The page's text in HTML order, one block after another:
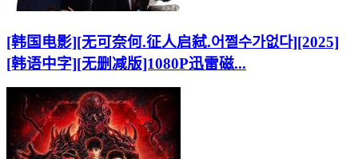
[韩国电影][无可奈何.征人启弑.어쩔수가없다][2025]
[韩语中字][无删减版]1080P迅雷磁...